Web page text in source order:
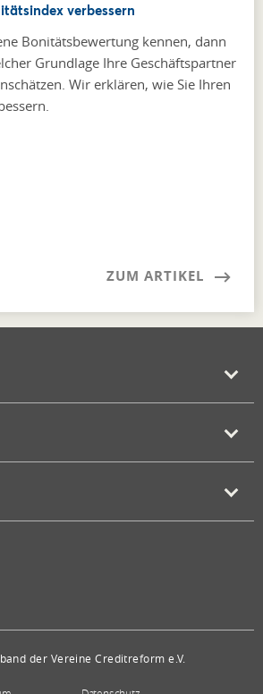
verbessern
Bonitätsbewertung kennen, dann
Grundlage Ihre Geschäftspartner
Wir erklären, wie Sie Ihren
ZUM ARTIKEL
der Vereine Creditreform e.V.